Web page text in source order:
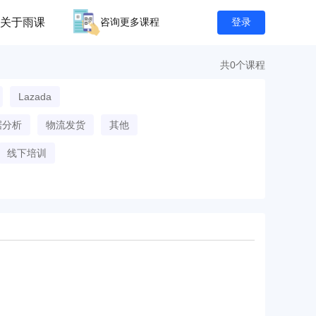
关于雨课 咨询更多课程 登录
共0个课程
Lazada
分析 物流发货 其他
线下培训